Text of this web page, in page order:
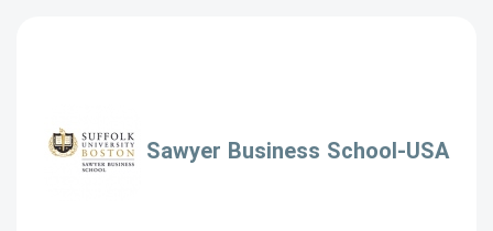
Sawyer Business School-USA